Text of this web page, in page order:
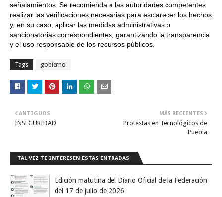
señalamientos. Se recomienda a las autoridades competentes
realizar las verificaciones necesarias para esclarecer los hechos
y, en su caso, aplicar las medidas administrativas o
sancionatorias correspondientes, garantizando la transparencia
y el uso responsable de los recursos públicos.
Tags gobierno
MÁS RECIENTES
Protestas en Tecnológicos de
Puebla
ANTIGUOS
INSEGURIDAD
TAL VEZ TE INTERESEN ESTAS ENTRADAS
Edición matutina del Diario Oficial de la Federación
del 17 de julio de 2026